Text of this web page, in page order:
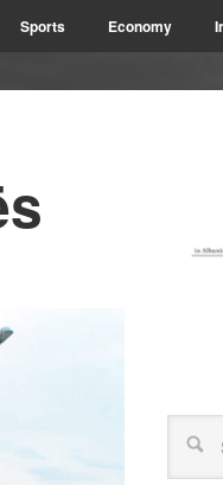
Sports Economy